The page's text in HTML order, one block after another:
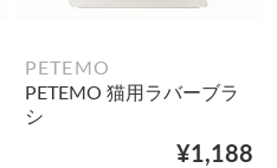
PETEMO
PETEMO 猫用ラバーブラ
シ
¥1,188